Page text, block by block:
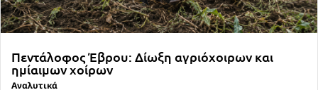
Πεντάλοφος Έβρου: Δίωξη αγριόχοιρων και
ημίαιμων χοίρων
Αναλυτικά